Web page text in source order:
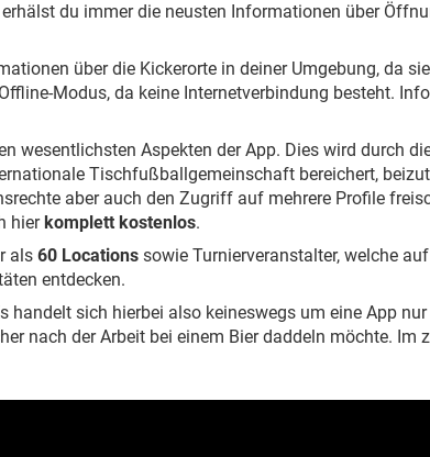
erhälst du immer die neusten Informationen über
über die Kickerorte in deiner Umgebung, da
Modus, da keine Internetverbindung besteht.
wesentlichsten Aspekten der App. Dies wird durch
Tischfußballgemeinschaft bereichert,
aber auch den Zugriff auf mehrere Profile
hier komplett kostenlos.
als 60 Locations sowie Turnierveranstalter, welche
entdecken.
sich hierbei also keineswegs um eine App
nach der Arbeit bei einem Bier daddeln möchte. Im